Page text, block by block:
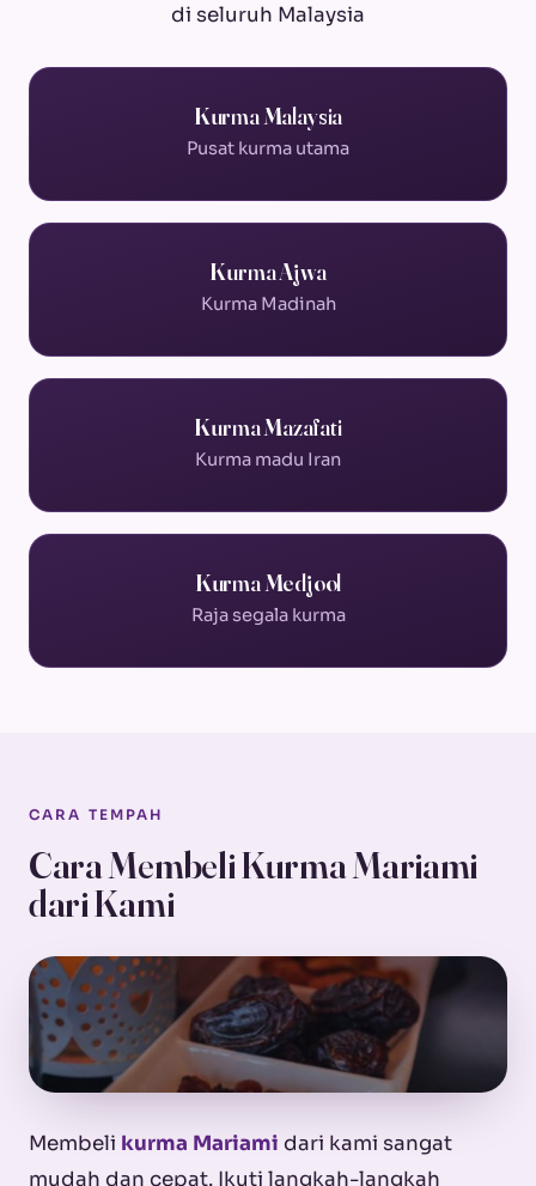
di seluruh Malaysia
Kurma Malaysia
Pusat kurma utama
Kurma Ajwa
Kurma Madinah
Kurma Mazafati
Kurma madu Iran
Kurma Medjool
Raja segala kurma
CARA TEMPAH
Cara Membeli Kurma Mariami
dari Kami
Membeli kurma Mariami dari kami sangat
mudah dan cepat. Ikuti langkah-langkah